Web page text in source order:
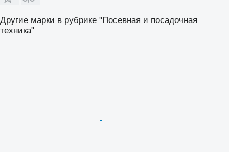
Другие марки в рубрике "Посевная и посадочная
техника"